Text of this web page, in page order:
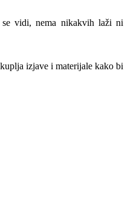
se vidi, nema nikakvih laži ni
izjave i materijale kako bi